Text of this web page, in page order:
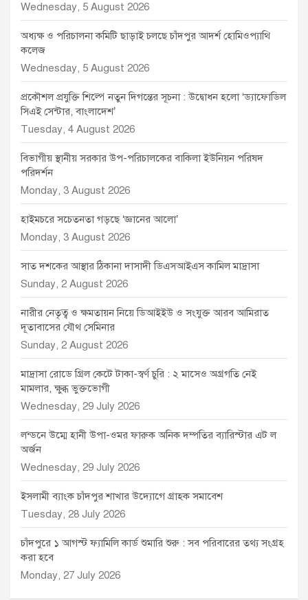
Wednesday, 5 August 2026
অধ্যক্ষ ও পরিচালনা কমিটি ছাড়াই চলছে চাঁদপুর আদর্শ হোমিওপ্যাথি
কলেজ
Wednesday, 5 August 2026
প্রকৌশল প্রযুক্তি শিল্পে নতুন দিগন্তের সূচনা : উদ্বোধন হলো ‘ড্যাফোডিল
সিএই সেন্টার, বাংলাদেশ’
Tuesday, 4 August 2026
বিভাগীয় স্থানীয় সরকার উপ-পরিচালকের বাকিলা ইউনিয়ন পরিষদ
পরিদর্শন
Monday, 3 August 2026
হাইমচরে সচেতনতা গড়ছে ‘জ্ঞানের আলো’
Monday, 3 August 2026
সাত দশকের আস্থার ঠিকানা দাসাদী ডিএসআইএস কামিল মাদ্রাসা
Sunday, 2 August 2026
নারীর নেতৃত্ব ও ক্ষমতায়ন নিয়ে ডিআইইউ ও সংযুক্ত আরব আমিরাত
দূতাবাসের যৌথ সেমিনার
Sunday, 2 August 2026
মাদ্রাসা রোডে গ্রিল কেটে টাকা-স্বর্ণ চুরি : ২ মাসেও অগ্রগতি নেই
মামলার, ক্ষুব্ধ ভুক্তভোগী
Wednesday, 29 July 2026
লন্ডনে উম্মে হানী উপা-ওমর ফারুক অনিক দম্পতির ব্যারিস্টার এট ল
অর্জন
Wednesday, 29 July 2026
ইসলামী ব্যাংক চাঁদপুর শাখার উদ্যোগে গ্রাহক সমাবেশ
Tuesday, 28 July 2026
চাঁদপুরে ১ আগস্ট ফ্যামিলি কার্ড শুমারি শুরু : সব পরিবারের তথ্য সংগ্রহ
করা হবে
Monday, 27 July 2026